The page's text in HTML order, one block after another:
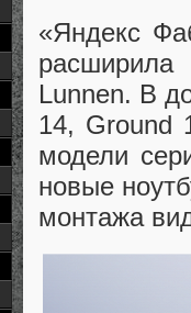
«Яндекс
расширила
Lunnen. В
14, Ground
модели
новые
монтажа